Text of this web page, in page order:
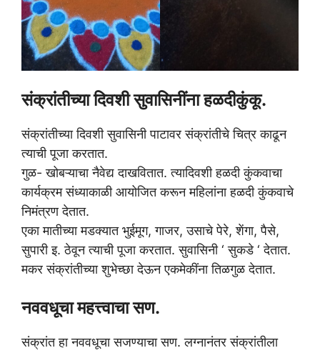
संक्रांतीच्या दिवशी सुवासिनींना हळदीकुंकू.
संक्रांतीच्या दिवशी सुवासिनी पाटावर संक्रांतीचे चित्र काढून
त्याची पूजा करतात.
गुळ- खोबऱ्याचा नैवेद्य दाखवितात. त्यादिवशी हळदी कुंकवाचा
कार्यक्रम संध्याकाळी आयोजित करून महिलांना हळदी कुंकवाचे
निमंत्रण देतात.
एका मातीच्या मडक्यात भुईमूग, गाजर, उसाचे पेरे, शेंगा, पैसे,
सुपारी इ. ठेवून त्याची पूजा करतात. सुवासिनी ‘ सुकडे ‘ देतात.
मकर संक्रांतीच्या शुभेच्छा देऊन एकमेकींना तिळगुळ देतात.
नववधूचा महत्त्वाचा सण.
संक्रांत हा नववधूचा सजण्याचा सण. लग्नानंतर संक्रांतीला